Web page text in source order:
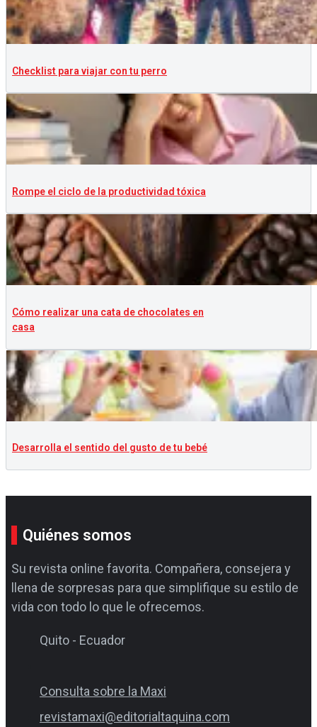
Checklist para viajar con tu perro
Rompe el ciclo de la productividad tóxica
Cómo realizar una cata de chocolates en
casa
Desarrolla el sentido del gusto de tu bebé
Quiénes somos
Su revista online favorita. Compañera, consejera y
llena de sorpresas para que simplifique su estilo de
vida con todo lo que le ofrecemos.
Quito - Ecuador
Consulta sobre la Maxi
revistamaxi@editorialtaquina.com